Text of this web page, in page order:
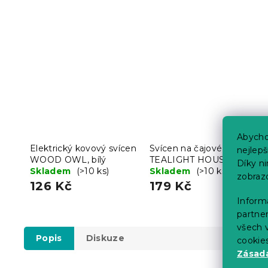
Díky
všech
Elektrický kovový svícen
WOOD OWL, bílý
Skladem
(>10 ks)
126 Kč
Svícen na čajové svíčky
TEALIGHT HOUSE
FACADE, krémový
Skladem (>10 ks)
179 Kč
Popis Diskuze